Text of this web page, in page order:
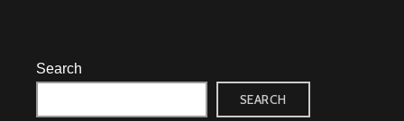
Search
SEARCH